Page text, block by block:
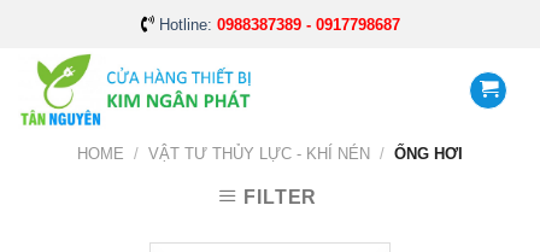
content
Hotline: 0988387389 - 0917798687
HOME / VẬT TƯ THỦY LỰC - KHÍ NÉN / ỐNG HƠI
FILTER